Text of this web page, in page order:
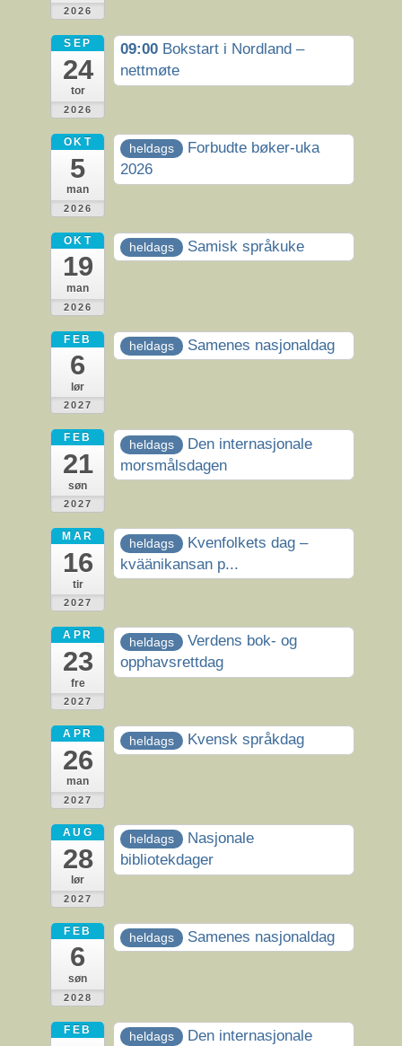
2026
SEP
24
tor
2026
09:00 Bokstart i Nordland –
nettmøte
OKT
5
man
2026
heldags
Forbudte bøker-uka
2026
OKT
19
man
2026
heldags Samisk språkuke
FEB
6
lør
2027
heldags Samenes nasjonaldag
FEB
21
søn
2027
heldags
Den internasjonale
morsmålsdagen
MAR
16
tir
2027
heldags
Kvenfolkets dag –
kväänikansan p...
APR
23
fre
2027
heldags
Verdens bok- og
opphavsrettdag
APR
26
man
2027
heldags Kvensk språkdag
AUG
28
lør
2027
heldags
Nasjonale
bibliotekdager
FEB
6
søn
2028
heldags Samenes nasjonaldag
FEB heldags Den internasjonale